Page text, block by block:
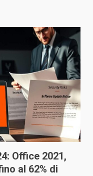
Office 2021,
al 62% di